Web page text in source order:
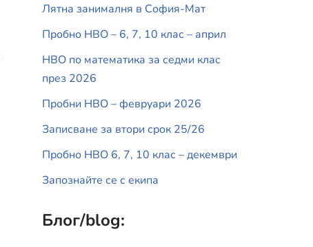
Лятна занималня в София-Мат
Пробно НВО – 6, 7, 10 клас – април
НВО по математика за седми клас
през 2026
Пробни НВО – февруари 2026
Записване за втори срок 25/26
Пробно НВО 6, 7, 10 клас – декември
Запознайте се с екипа
Блог/blog: